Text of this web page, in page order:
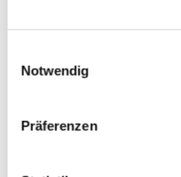
Notwendig
Präferenzen